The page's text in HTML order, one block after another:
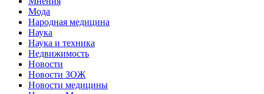
Мода
Народная медицина
Наука
Наука и техника
Недвижимость
Новости
Новости ЗОЖ
Новости медицины